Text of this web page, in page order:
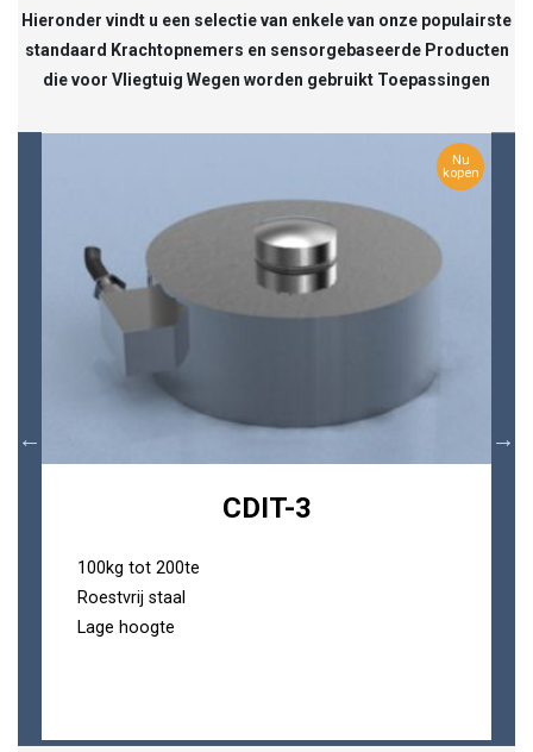
Hieronder vindt u een selectie van enkele van onze populairste
standaard Krachtopnemers en sensorgebaseerde Producten
die voor Vliegtuig Wegen worden gebruikt Toepassingen
Nu
kopen
CDIT-3
100kg tot 200te
Roestvrij staal
Lage hoogte